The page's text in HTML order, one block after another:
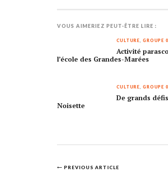
VOUS AIMERIEZ PEUT-ÊTRE LIRE :
CULTURE GROUPE
Activité
l’école des Grandes-Marées
CULTURE GROUPE
De grands
Noisette
Post
PREVIOUS ARTICLE